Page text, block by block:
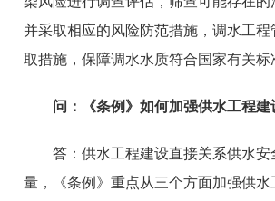
并采取相应的风险防范措施，调水工
取措施，保障调水水质符合国家有关标
问： 《条例》如何加强供水工程建
答：供水工程建设直接关系供水
量，《条例》重点从三个方面加强供水